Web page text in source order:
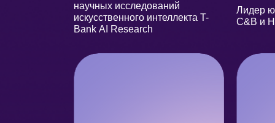
Лидер
C&B и
научных исследований
искусственного интеллекта T-
Bank AI Research